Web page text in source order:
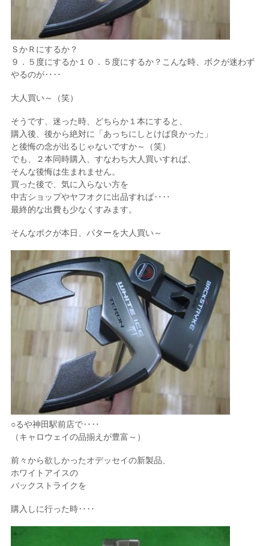
ＳかＲにするか？
９．５度にするか１０．５度にするか？こんな時、ボクが迷わず
やるのが‥‥
大人買い～（笑）
そうです、迷った時、どちらか１本にすると、
購入後、後から絶対に「あっちにしとけば良かった」
と後悔の念が出るじゃないですか～（笑）
でも、２本同時購入、すなわち大人買いすれば、
そんな後悔は生まれません。
買った後で、気に入らない方を
中古ショップやヤフオクに出品すれば‥‥
最終的な出費も少なくすみます。
そんなボクが本日、パターを大人買い～
○るや神田駅前店で‥‥
（キャロウェイの品揃えが豊富～）
前々から欲しかったオデッセイの新製品、
ホワイトアイスの
バックストライクを
購入しに行った時‥‥